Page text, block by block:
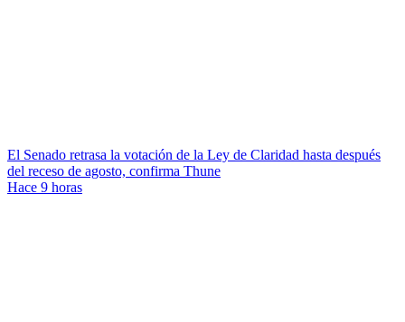
El Senado retrasa la votación de la Ley de Claridad hasta después
del receso de agosto, confirma Thune
Hace 9 horas